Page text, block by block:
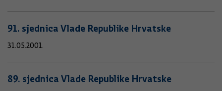
91. sjednica Vlade Republike Hrvatske
31.05.2001.
89. sjednica Vlade Republike Hrvatske